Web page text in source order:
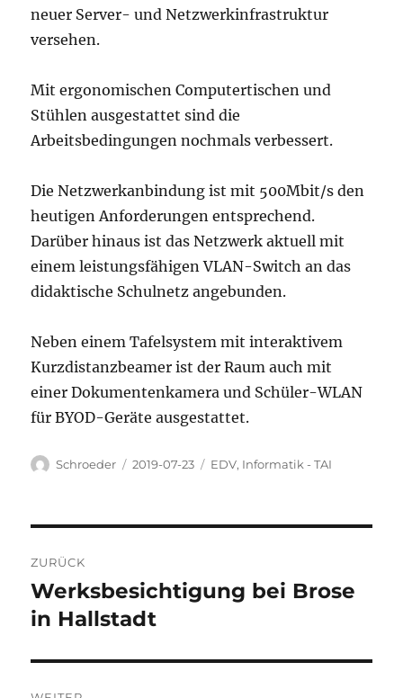
neuer Server- und Netzwerkinfrastruktur
versehen.
Mit ergonomischen Computertischen und
Stühlen ausgestattet sind die
Arbeitsbedingungen nochmals verbessert.
Die Netzwerkanbindung ist mit 500Mbit/s den
heutigen Anforderungen entsprechend.
Darüber hinaus ist das Netzwerk aktuell mit
einem leistungsfähigen VLAN-Switch an das
didaktische Schulnetz angebunden.
Neben einem Tafelsystem mit interaktivem
Kurzdistanzbeamer ist der Raum auch mit
einer Dokumentenkamera und Schüler-WLAN
für BYOD-Geräte ausgestattet.
Autor
Schroeder
Veröffentlicht
2019-07-23 Kategorien
EDV, Informatik - TAI
ZURÜCK
Vorheriger
Beitrag:
Werksbesichtigung bei Brose
in Hallstadt